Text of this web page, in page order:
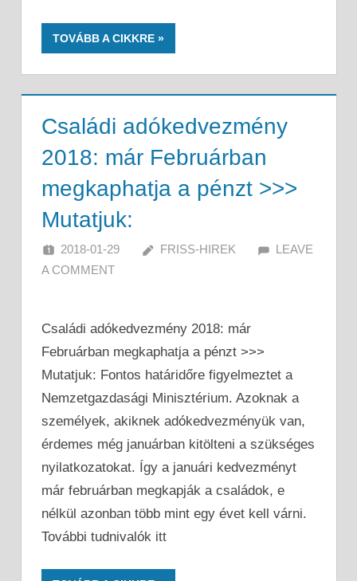
TOVÁBB A CIKKRE
Családi adókedvezmény
2018: már Februárban
megkaphatja a pénzt >>>
Mutatjuk:
2018-01-29 FRISS-HIREK
LEAVE
A COMMENT
Családi adókedvezmény 2018: már
Februárban megkaphatja a pénzt >>>
Mutatjuk: Fontos határidőre figyelmeztet a
Nemzetgazdasági Minisztérium. Azoknak a
személyek, akiknek adókedvezményük van,
érdemes még januárban kitölteni a szükséges
nyilatkozatokat. Így a januári kedvezményt
már februárban megkapják a családok, e
nélkül azonban több mint egy évet kell várni.
További tudnivalók itt